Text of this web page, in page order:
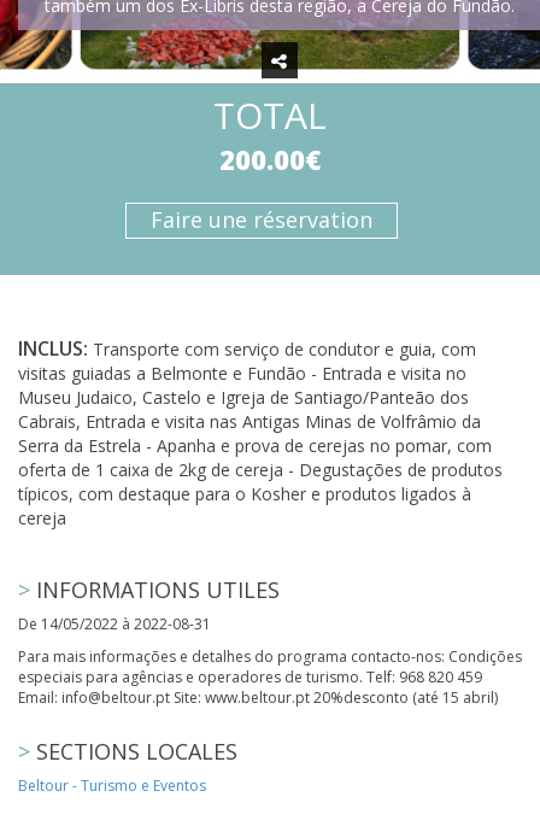
também um dos Ex-Libris desta região, a Cereja do Fundão.
TOTAL
200.00€
Faire une réservation
INCLUS: Transporte com serviço de condutor e guia, com
visitas guiadas a Belmonte e Fundão - Entrada e visita no
Museu Judaico, Castelo e Igreja de Santiago/Panteão dos
Cabrais, Entrada e visita nas Antigas Minas de Volfrâmio da
Serra da Estrela - Apanha e prova de cerejas no pomar, com
oferta de 1 caixa de 2kg de cereja - Degustações de produtos
típicos, com destaque para o Kosher e produtos ligados à
cereja
> INFORMATIONS UTILES
De 14/05/2022 à 2022-08-31
Para mais informações e detalhes do programa contacto-nos: Condições
especiais para agências e operadores de turismo. Telf: 968 820 459
Email: info@beltour.pt Site: www.beltour.pt 20%desconto (até 15 abril)
> SECTIONS LOCALES
Beltour - Turismo e Eventos